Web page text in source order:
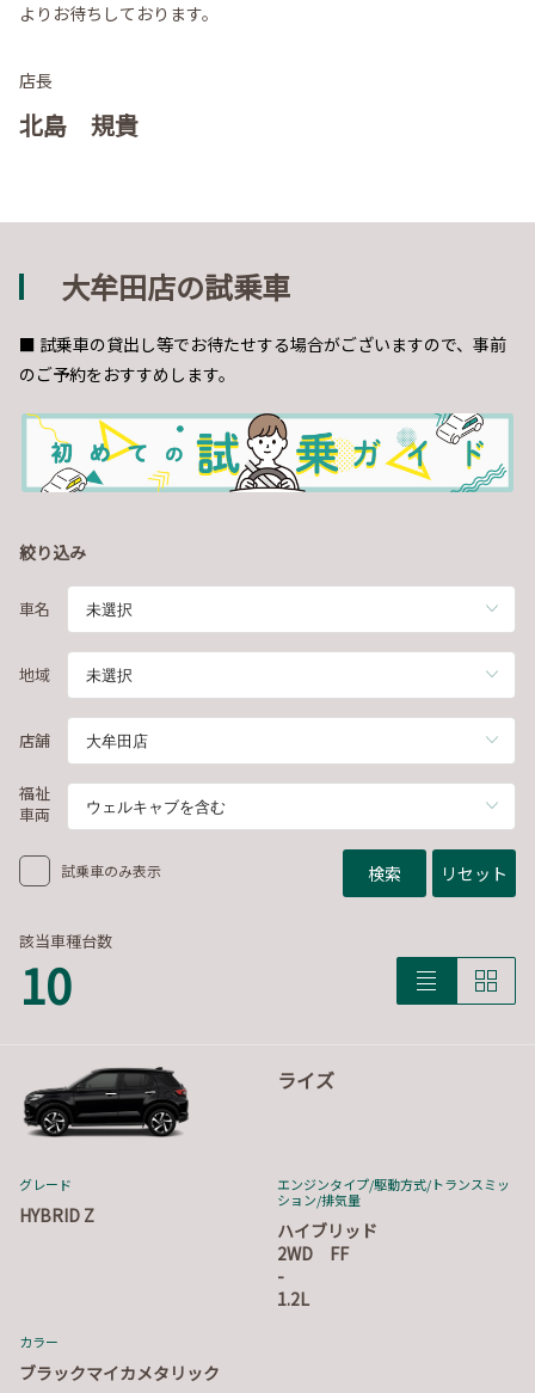
よりお待ちしております。
店長
北島 規貴
大牟田店の試乗車
■ 試乗車の貸出し等でお待たせする場合がございますので、事前
のご予約をおすすめします。
絞り込み
車名
地域
店舗
福祉
車両
試乗車のみ表示 検索 リセット
該当車種台数
10
ライズ
グレード
HYBRID Z
エンジンタイプ/駆動方式/トランスミッ
ション/排気量
ハイブリッド
2WD FF
-
1.2L
カラー
ブラックマイカメタリック